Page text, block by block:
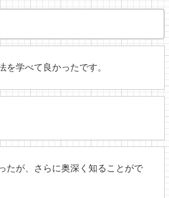
学べて良かったです。
たが、さらに奥深く知ることがで